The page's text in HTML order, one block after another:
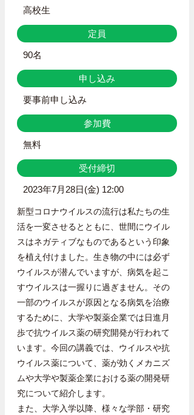
高校生
定員
90名
申し込み
要事前申し込み
参加費
無料
受付締切
2023年7月28日(金) 12:00
新型コロナウイルスの流行は私たちの生
活を一変させるとともに、世間にウイル
スはネガティブなものであるという印象
を植え付けました。生き物の中には必ず
ウイルスが潜んでいますが、病気を起こ
すウイルスは一握りに過ぎません。その
一部のウイルスが原因となる病気を治療
するために、大学や製薬企業では日進月
歩で抗ウイルス薬の研究開発が行われて
います。今回の講義では、ウイルスや抗
ウイルス薬について、薬が効くメカニズ
ムや大学や製薬企業における薬の開発研
究について紹介します。
また、大学入学以降、様々な学部・研究